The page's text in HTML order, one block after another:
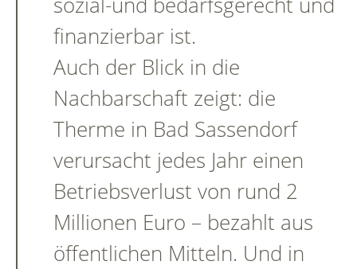
finanzierbar ist.
Auch der Blick in die
Nachbarschaft zeigt: die
Therme in Bad Sassendorf
verursacht jedes Jahr einen
Betriebsverlust von rund 2
Millionen Euro – bezahlt aus
öffentlichen Mitteln. Und in